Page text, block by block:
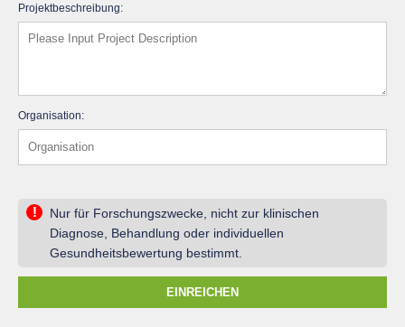
Projektbeschreibung:
Organisation:
!
Nur für Forschungszwecke, nicht zur klinischen
Diagnose, Behandlung oder individuellen
Gesundheitsbewertung bestimmt.
EINREICHEN